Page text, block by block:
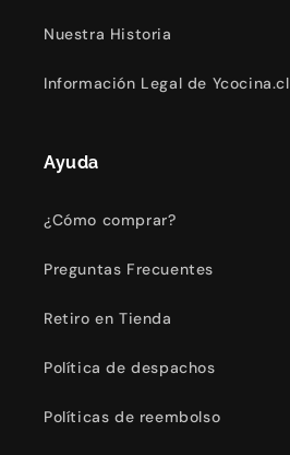
Nuestra Historia
Información Legal de Ycocina.cl
Ayuda
¿Cómo comprar?
Preguntas Frecuentes
Retiro en Tienda
Política de despachos
Políticas de reembolso